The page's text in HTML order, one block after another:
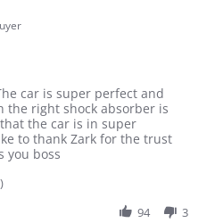
car is super perfect and
the right shock absorber is
the car is in super
to thank Zark for the trust
you boss
94 3